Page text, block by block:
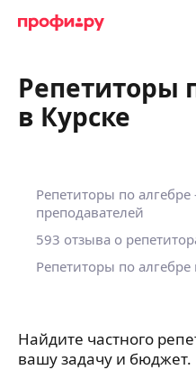
Репетиторы
в Курске
Репетиторы по
преподавателей
593 отзыва о
Репетиторы по алгебре
Найдите частного
вашу задачу и бюджет.